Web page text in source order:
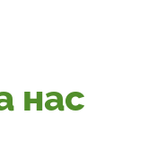
нас